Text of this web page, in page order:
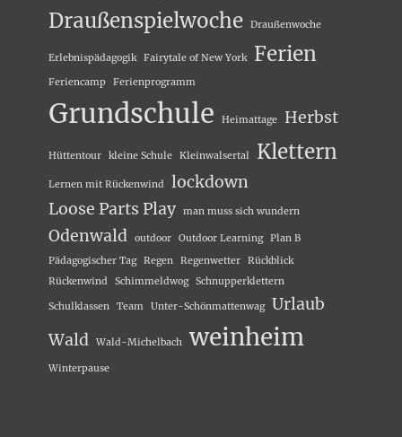
Draußenspielwoche Draußenwoche
Erlebnispädagogik Fairytale of New York Ferien
Feriencamp Ferienprogramm
Grundschule Heimattage Herbst
Hüttentour kleine Schule Kleinwalsertal Klettern
Lernen mit Rückenwind
lockdown
Loose Parts Play
man muss sich wundern
Odenwald outdoor Outdoor Learning
Plan B
Pädagogischer Tag
Regen Regenwetter
Rückblick
Rückenwind
Schimmeldwog Schnupperklettern
Schulklassen Team Unter-Schönmattenwag
Urlaub
Wald
Wald-Michelbach weinheim
Winterpause